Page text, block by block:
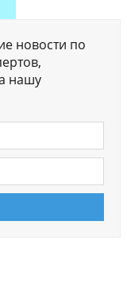
новости по
нашу